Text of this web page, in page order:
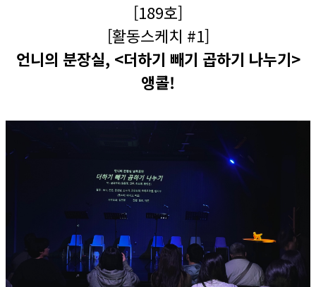
[189호]
[활동스케치 #1]
언니의 분장실, <더하기 빼기 곱하기 나누기>
앵콜!